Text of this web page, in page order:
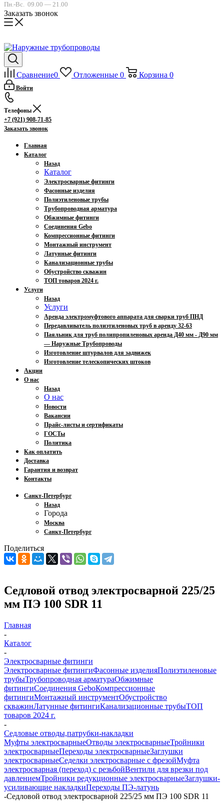
Пн.-Вс. 09.00 — 21.00
Заказать звонок
Сравнение0 Отложенные 0 Корзина 0
Войти
Телефоны
+7 (921) 908-71-85
Заказать звонок
Главная
Каталог
Назад
Каталог
Электросварные фитинги
Фасонные изделия
Полиэтиленовые трубы
Трубопроводная арматура
Обжимные фитинги
Соединения Gebo
Компрессионные фитинги
Монтажный инструмент
Латунные фитинги
Канализационные трубы
Обустройство скважин
ТОП товаров 2024 г.
Услуги
Назад
Услуги
Аренда электромуфтового аппарата для сварки труб ПНД
Передавливатель полиэтиленовых труб в аренду 32-63
Паяльник для труб полипропиленовых аренда Д40 мм - Д90 мм
— Наружные Трубопроводы
Изготовление штурвалов для задвижек
Изготовление телескопических штоков
Акции
О нас
Назад
О нас
Новости
Вакансии
Прайс-листы и сертификаты
ГОСТы
Политика
Как оплатить
Доставка
Гарантия и возврат
Контакты
Санкт-Петербург
Назад
Города
Москва
Санкт-Петербург
Поделиться
Седловой отвод электросварной 225/25
мм ПЭ 100 SDR 11
Главная
-
Каталог
-
Электросварные фитинги
Электросварные фитингиФасонные изделияПолиэтиленовые
трубыТрубопроводная арматураОбжимные
фитингиСоединения GeboКомпрессионные
фитингиМонтажный инструментОбустройство
скважинЛатунные фитингиКанализационные трубыТОП
товаров 2024 г.
-
Седловые отводы,патрубки-накладки
Муфты электросварныеОтводы электросварныеТройники
электросварныеПереходы электросварныеЗаглушки
электросварныеСеделки электросварные с фрезойМуфта
электросварная (переход) с резьбойВентили для врезки под
давлениемТройники редукционные электросварныеЗаглушки-
усиливающие накладкиПереходы ПЭ-латунь
-Седловой отвод электросварной 225/25 мм ПЭ 100 SDR 11